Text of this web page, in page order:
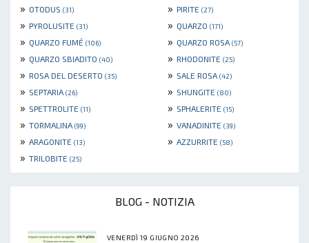
» OTODUS (31) » PIRITE (27)
» PYROLUSITE (31) » QUARZO (171)
» QUARZO FUMÉ (106) » QUARZO ROSA (57)
» QUARZO SBIADITO (40) » RHODONITE (25)
» ROSA DEL DESERTO (35) » SALE ROSA (42)
» SEPTARIA (26) » SHUNGITE (80)
» SPETTROLITE (11) » SPHALERITE (15)
» TORMALINA (99) » VANADINITE (39)
» ARAGONITE (13) » AZZURRITE (58)
» TRILOBITE (25)
BLOG - NOTIZIA
VENERDÌ 19 GIUGNO 2026